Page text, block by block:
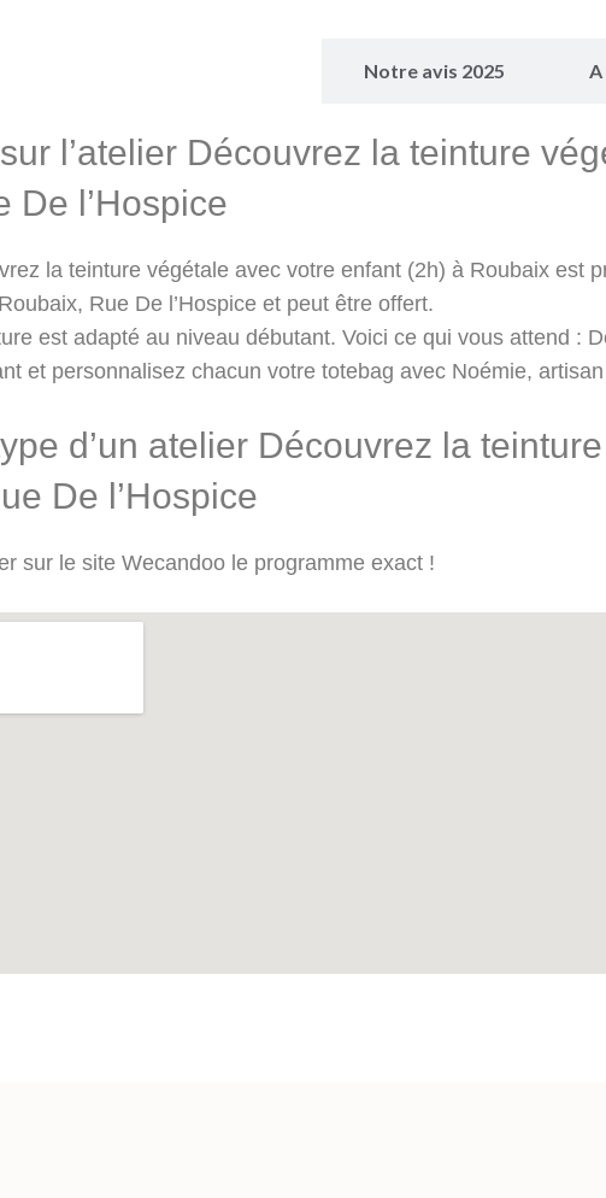
Notre avis 2025
l’atelier Découvrez la teinture
De l’Hospice
la teinture végétale avec votre enfant (2h) à Roubaix est
Rue De l’Hospice et peut être offert.
est adapté au niveau débutant. Voici ce qui vous attend :
et personnalisez chacun votre totebag avec Noémie,
d’un atelier Découvrez la
De l’Hospice
sur le site Wecandoo le programme exact !